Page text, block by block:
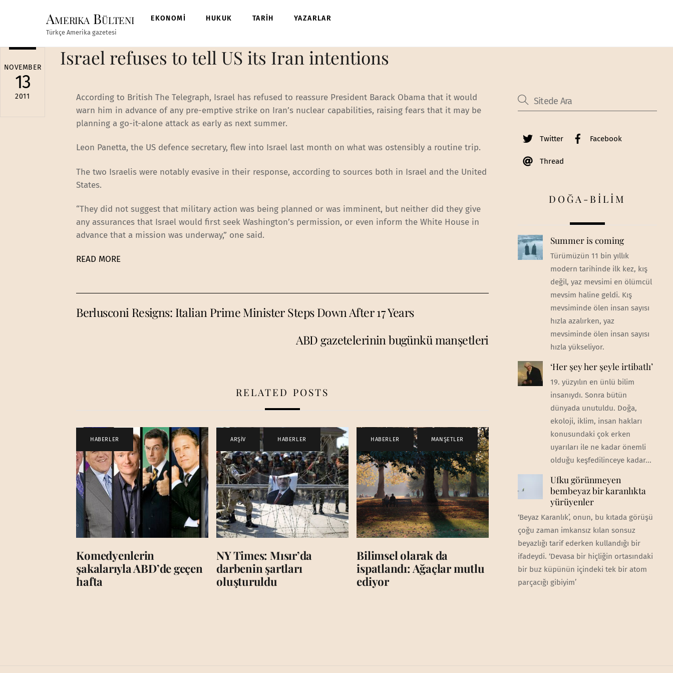
Amerika Bülteni
Türkçe Amerika gazetesi
EKONOMİ HUKUK TARİH YAZARLAR
NOVEMBER
13
2011
Israel refuses to tell US its Iran intentions
According to British The Telegraph, Israel has refused to reassure President Barack Obama that it would
warn him in advance of any pre-emptive strike on Iran’s nuclear capabilities, raising fears that it may be
planning a go-it-alone attack as early as next summer.
Leon Panetta, the US defence secretary, flew into Israel last month on what was ostensibly a routine trip.
The two Israelis were notably evasive in their response, according to sources both in Israel and the United
States.
“They did not suggest that military action was being planned or was imminent, but neither did they give
any assurances that Israel would first seek Washington’s permission, or even inform the White House in
advance that a mission was underway,” one said.
READ MORE
Berlusconi Resigns: Italian Prime Minister Steps Down After 17 Years
ABD gazetelerinin bugünkü manşetleri
RELATED POSTS
HABERLER
Komedyenlerin
şakalarıyla ABD’de geçen
hafta
ARŞİV , HABERLER
NY Times: Mısır’da
darbenin şartları
oluşturuldu
HABERLER , MANŞETLER
Bilimsel olarak da
ispatlandı: Ağaçlar mutlu
ediyor
Twitter Facebook
Thread
DOĞA-BİLİM
Summer is coming
Türümüzün 11 bin yıllık
modern tarihinde ilk kez, kış
değil, yaz mevsimi en ölümcül
mevsim haline geldi. Kış
mevsiminde ölen insan sayısı
hızla azalırken, yaz
mevsiminde ölen insan sayısı
hızla yükseliyor.
‘Her şey her şeyle irtibatlı’
19. yüzyılın en ünlü bilim
insanıydı. Sonra bütün
dünyada unutuldu. Doğa,
ekoloji, iklim, insan hakları
konusundaki çok erken
uyarıları ile ne kadar önemli
olduğu keşfedilinceye kadar...
Ufku görünmeyen
bembeyaz bir karanlıkta
yürüyenler
‘Beyaz Karanlık’, onun, bu kıtada görüşü
çoğu zaman imkansız kılan sonsuz
beyazlığı tarif ederken kullandığı bir
ifadeydi. ‘Devasa bir hiçliğin ortasındaki
bir buz küpünün içindeki tek bir atom
parçacığı gibiyim’